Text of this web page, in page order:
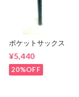
ポケットサックス
¥5,440
20%OFF